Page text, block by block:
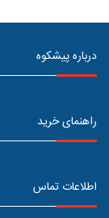
درباره پیشکوه
راهنمای خرید
اطلاعات تماس